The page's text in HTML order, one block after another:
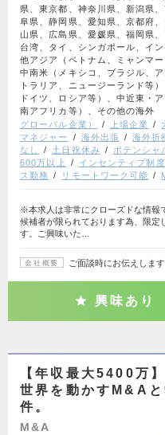
県、東京都、神奈川県、新潟県
阜県、静岡県、愛知県、京都府
山県、広島県、愛媛県、福岡県
台湾、タイ、シンガポール、イ
他アジア（ベトナム、ミャンマ
中南米（メキシコ、ブラジル、
トラリア、ニュージーランド等
ドイツ、ロシア等）、中近東・
南アフリカ等）、その他の海外
グローバル企業）
上場企業
マネジャー
海外出張 海外折
なし
土日祝休み ポテンシャ
600万以上
インセンティブ制度
ス勤務
リモートワーク可能
※本求人は非常にクローズドな情報
候補者が限られております為、限定
す。ご興味いた…
会社概要 ご面談時にお伝えします
興味あり
【年収最大5400万
世界を動かすM&A
件。
M&A